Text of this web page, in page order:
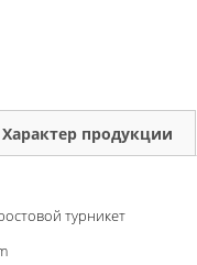
Характер продукции
турникет